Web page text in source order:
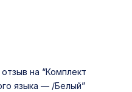
на “Комплект
языка — /Белый”